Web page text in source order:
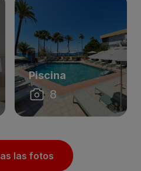
Piscina
8
las fotos